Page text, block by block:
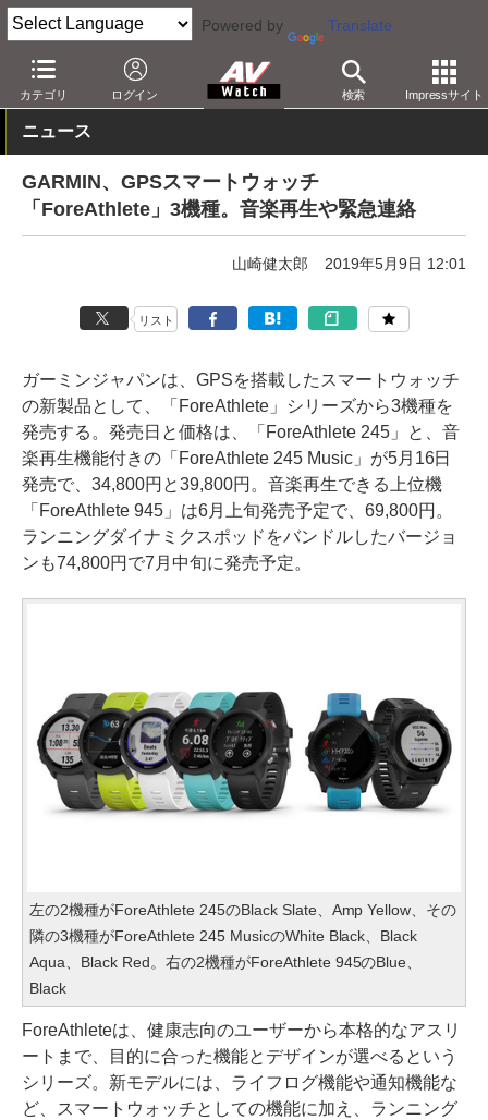
Powered by Translate
カテゴリ ログイン 検索 Impressサイト
AV Watch 製品 スマホアクセサリ
ニュース
GARMIN、GPSスマートウォッチ
「ForeAthlete」3機種。音楽再生や緊急連絡
山崎健太郎 2019年5月9日 12:01
リスト
ガーミンジャパンは、GPSを搭載したスマートウォッチ
の新製品として、「ForeAthlete」シリーズから3機種を
発売する。発売日と価格は、「ForeAthlete 245」と、音
楽再生機能付きの「ForeAthlete 245 Music」が5月16日
発売で、34,800円と39,800円。音楽再生できる上位機
「ForeAthlete 945」は6月上旬発売予定で、69,800円。
ランニングダイナミクスポッドをバンドルしたバージョ
ンも74,800円で7月中旬に発売予定。
左の2機種がForeAthlete 245のBlack Slate、Amp Yellow、その
隣の3機種がForeAthlete 245 MusicのWhite Black、Black
Aqua、Black Red。右の2機種がForeAthlete 945のBlue、
Black
ForeAthleteは、健康志向のユーザーから本格的なアスリ
ートまで、目的に合った機能とデザインが選べるという
シリーズ。新モデルには、ライフログ機能や通知機能な
ど、スマートウォッチとしての機能に加え、ランニング